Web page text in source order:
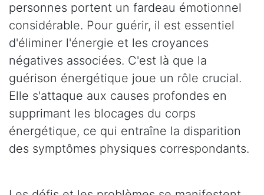
personnes portent un fardeau émotionnel
considérable. Pour guérir, il est essentiel
d'éliminer l'énergie et les croyances
négatives associées. C'est là que la
guérison énergétique joue un rôle crucial.
Elle s'attaque aux causes profondes en
supprimant les blocages du corps
énergétique, ce qui entraîne la disparition
des symptômes physiques correspondants.